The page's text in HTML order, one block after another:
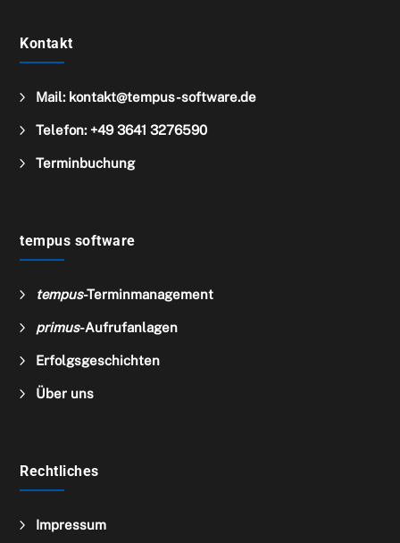
Kontakt
5 Mail: kontakt@tempus-software.de
5 Telefon: +49 3641 3276590
5 Terminbuchung
tempus software
5 tempus-Terminmanagement
5 primus-Aufrufanlagen
5 Erfolgsgeschichten
5 Über uns
Rechtliches
5 Impressum